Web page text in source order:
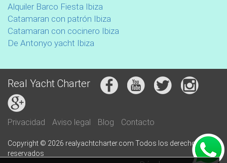
Alquiler Barco Fiesta Ibiza
Catamaran con patrón Ibiza
Catamaran con cocinero Ibiza
De Antonyo yacht Ibiza
Real Yacht Charter
Privacidad Aviso legal Blog Contacto
Copyright © 2026 realyachtcharter.com Todos los derechos
reservados